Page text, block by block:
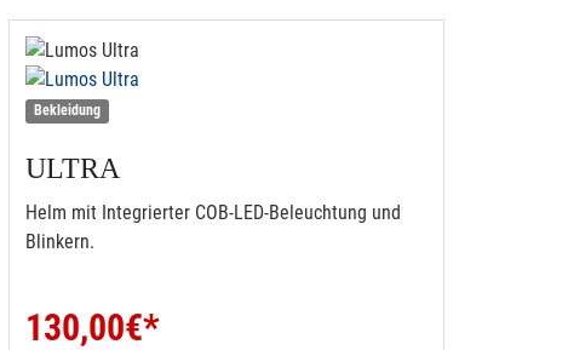
Bekleidung
ULTRA
Helm mit Integrierter COB-LED-Beleuchtung und
Blinkern.
130,00€*